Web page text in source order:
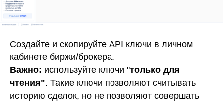
Создайте и скопируйте API ключи в личном
кабинете биржи/брокера.
Важно: используйте ключи "только для
чтения". Такие ключи позволяют считывать
историю сделок, но не позволяют совершать